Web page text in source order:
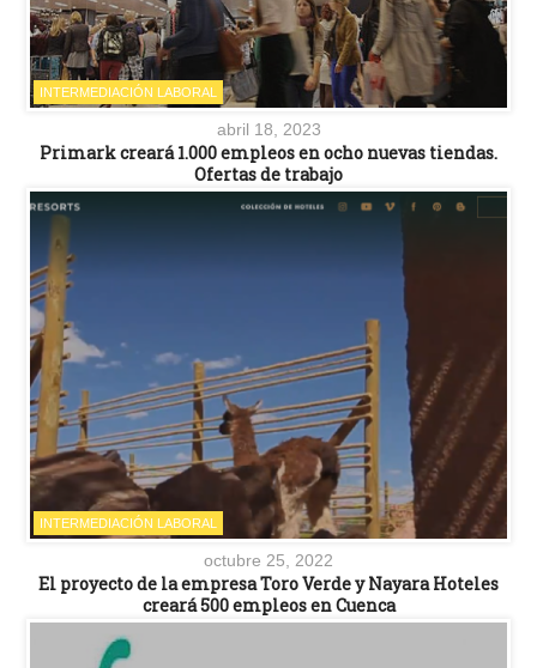
INTERMEDIACIÓN LABORAL
abril 18, 2023
Primark creará 1.000 empleos en ocho nuevas tiendas.
Ofertas de trabajo
INTERMEDIACIÓN LABORAL
octubre 25, 2022
El proyecto de la empresa Toro Verde y Nayara Hoteles
creará 500 empleos en Cuenca